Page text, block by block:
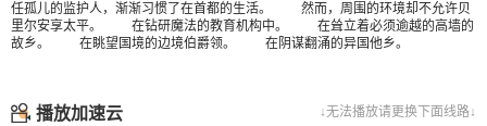
任孤儿的监护人，渐渐习惯了在首都的生活。 然而，周围的环境却不允许贝
里尔安享太平。 在钻研魔法的教育机构中。 在耸立着必须逾越的高墙的
故乡。 在眺望国境的边境伯爵领。 在阴谋翻涌的异国他乡。
↓无法播放请更换下面线路↓
播放加速云